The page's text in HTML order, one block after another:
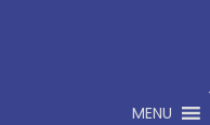
MENU